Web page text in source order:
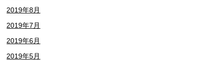
2019年8月
2019年7月
2019年6月
2019年5月